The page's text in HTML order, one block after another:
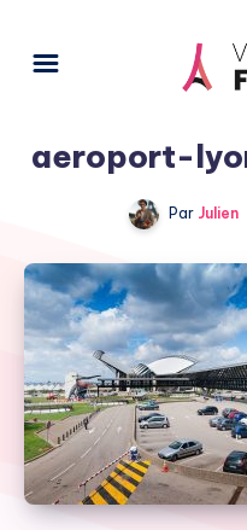
aeroport-
Par Julien